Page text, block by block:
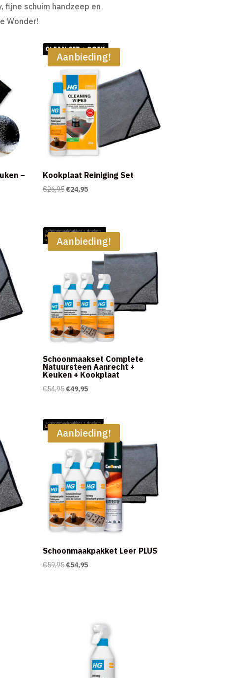
fijne schuim handzeep en
Wonder!
–
Aanbieding!
Kookplaat Reiniging Set
€26,95 Oorspronkelijke
€26,95.
€24,95Huidige
€24,95.
Aanbieding!
Schoonmaakset Complete
Natuursteen Aanrecht +
Keuken + Kookplaat
€54,95 Oorspronkelijke
€54,95.
€49,95Huidige
€49,95.
Aanbieding!
Schoonmaakpakket Leer PLUS
€59,95 Oorspronkelijke
€54,95Huidige